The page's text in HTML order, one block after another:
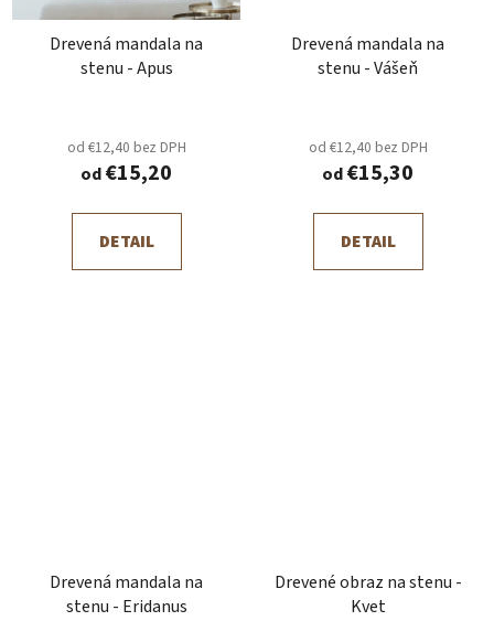
Drevená mandala na
stenu - Apus
od €12,40 bez DPH
od€15,20
DETAIL
Drevená mandala na
stenu - Vášeň
od €12,40 bez DPH
od€15,30
DETAIL
Drevená mandala na
stenu - Eridanus
Drevené obraz na stenu -
Kvet